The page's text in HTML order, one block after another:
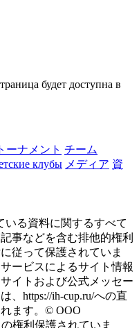
будет доступна в
トーナメント チーム
клубы メディア 資
いる資料に関するすべて
事などを含む排他的権利
従って保護されていま
ービスによるサイト情報
イトおよび公式メッセー
、https://ih-cup.ru/への直
れます。© ООО
権利保護されていま